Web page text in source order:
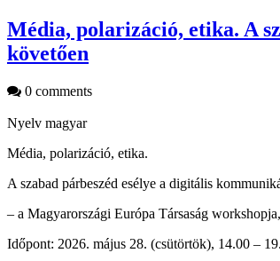
Média, polarizáció, etika. A
követően
0 comments
Nyelv magyar
Média, polarizáció, etika.
A szabad párbeszéd esélye a digitális
– a Magyarországi Európa Társaság
Időpont: 2026. május 28. (csütörtök), 14.00 –